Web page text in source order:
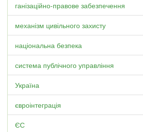
ганізаційно-правове забезпечення
механізм цивільного захисту
національна безпека
система публічного управління
Україна
євроінтеграція
ЄС